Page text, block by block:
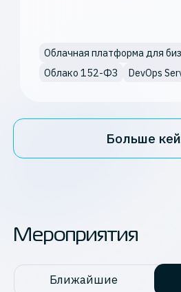
Облачная платформа для
Облако 152-ФЗ
DevOps
Больше
Мероприятия
Ближайшие